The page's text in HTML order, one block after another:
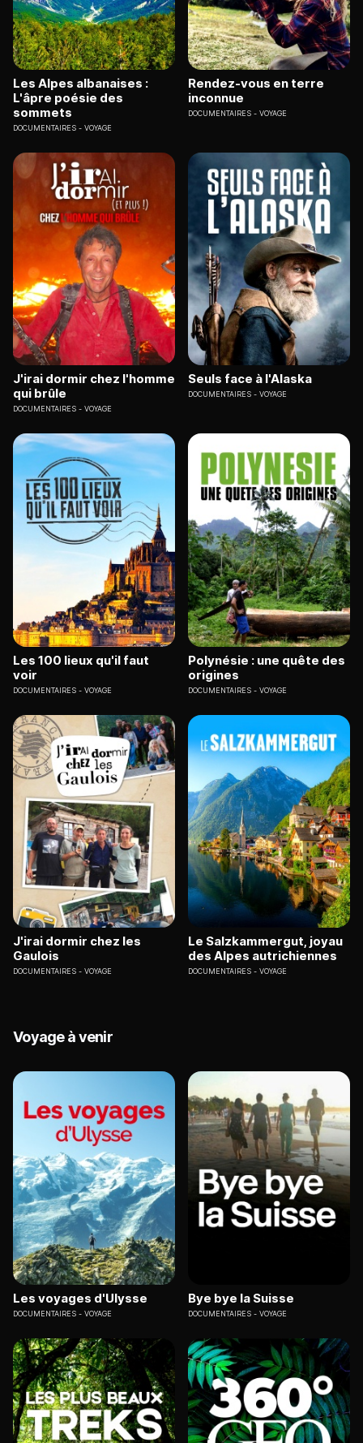
Les Alpes albanaises :
L'âpre poésie des
sommets
DOCUMENTAIRES VOYAGE
Rendez-vous en terre
inconnue
DOCUMENTAIRES VOYAGE
J'irai dormir chez l'homme
qui brûle
DOCUMENTAIRES VOYAGE
Seuls face à l'Alaska
DOCUMENTAIRES VOYAGE
Les 100 lieux qu'il faut
voir
DOCUMENTAIRES VOYAGE
Polynésie : une quête des
origines
DOCUMENTAIRES VOYAGE
J'irai dormir chez les
Gaulois
DOCUMENTAIRES VOYAGE
Le Salzkammergut, joyau
des Alpes autrichiennes
DOCUMENTAIRES VOYAGE
Voyage à venir
Les voyages d'Ulysse
DOCUMENTAIRES VOYAGE
Bye bye la Suisse
DOCUMENTAIRES VOYAGE